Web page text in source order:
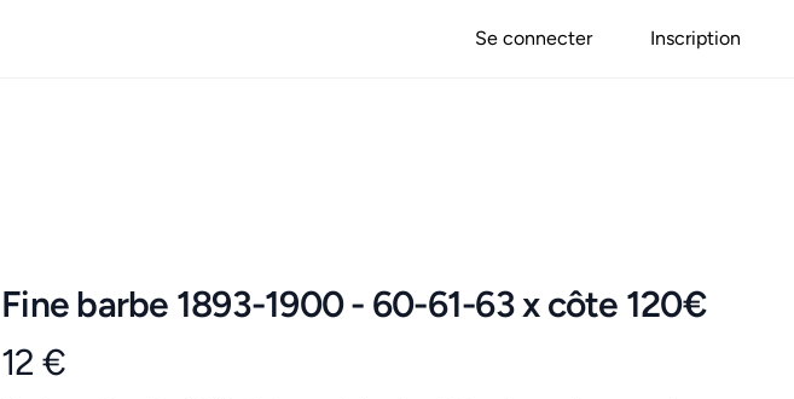
Se connecter Inscription
Fine barbe 1893-1900 - 60-61-63 x côte 120€
Product information
12 €